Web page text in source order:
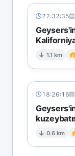
22:32:35
1.1 km
18:26:16
0.6 km